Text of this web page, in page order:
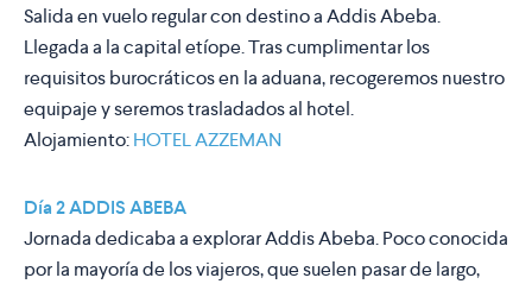
Salida en vuelo regular con destino a Addis Abeba.
Llegada a la capital etíope. Tras cumplimentar los
requisitos burocráticos en la aduana, recogeremos nuestro
equipaje y seremos trasladados al hotel.
Alojamiento:HOTEL AZZEMAN
Día 2 ADDIS ABEBA
Jornada dedicaba a explorar Addis Abeba. Poco conocida
por la mayoría de los viajeros, que suelen pasar de largo,